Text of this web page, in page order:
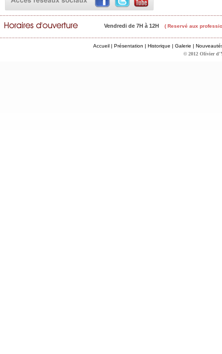
Vendredi de 7H à 12H ( Reservé aux
Accueil | Présentation | Historique | Galerie |
© 2012 Olivier